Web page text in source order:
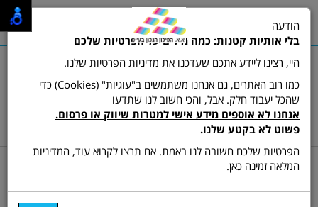
שרות לקוחות ותמיכה:03-9511473
hamikun4u@gmail.com
תפריט
דרייברים למכשירים
הודעה
בלי אותיות קטנות: כמה מילים על הפרטיות שלכם
היי, רצינו ליידע אתכם שעדכנו את מדיניות הפרטיות שלנו.
כמו רוב האתרים, גם אנחנו משתמשים ב"עוגיות" (Cookies) כדי
שהכל יעבוד חלק. אבל, והכי חשוב לנו שתדעו
אנחנו לא אוספים מידע אישי למטרות שיווק או פרסום.
פשוט לא בקטע שלנו.
הפרטיות שלכם חשובה לנו באמת. אם תרצו לקרוא עוד, המדיניות
המלאה זמינה כאן.